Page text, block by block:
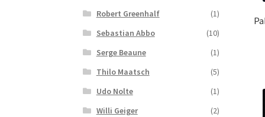
Robert Greenhalf
(1)
Sebastian Abbo
(10)
Serge Beaune
(1)
Thilo Maatsch
(5)
Udo Nolte
(1)
Willi Geiger
(2)